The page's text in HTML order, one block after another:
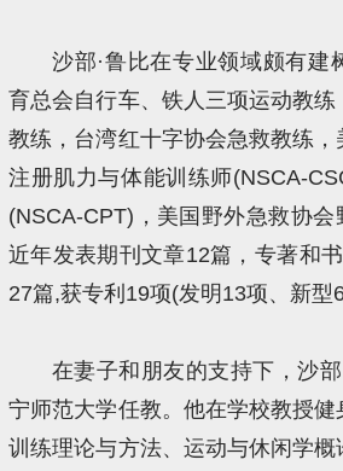
沙部·鲁比在专业领域颇有建
育总会自行车、铁人三项运动教
教练，台湾红十字协会急救教练
注册肌力与体能训练师(NSCA-
(NSCA-CPT)，美国野外急救协会
近年发表期刊文章12篇，专著和
27篇,获专利19项(发明13项、新型6
在妻子和朋友的支持下，沙
宁师范大学任教。他在学校教授
训练理论与方法、运动与休闲学